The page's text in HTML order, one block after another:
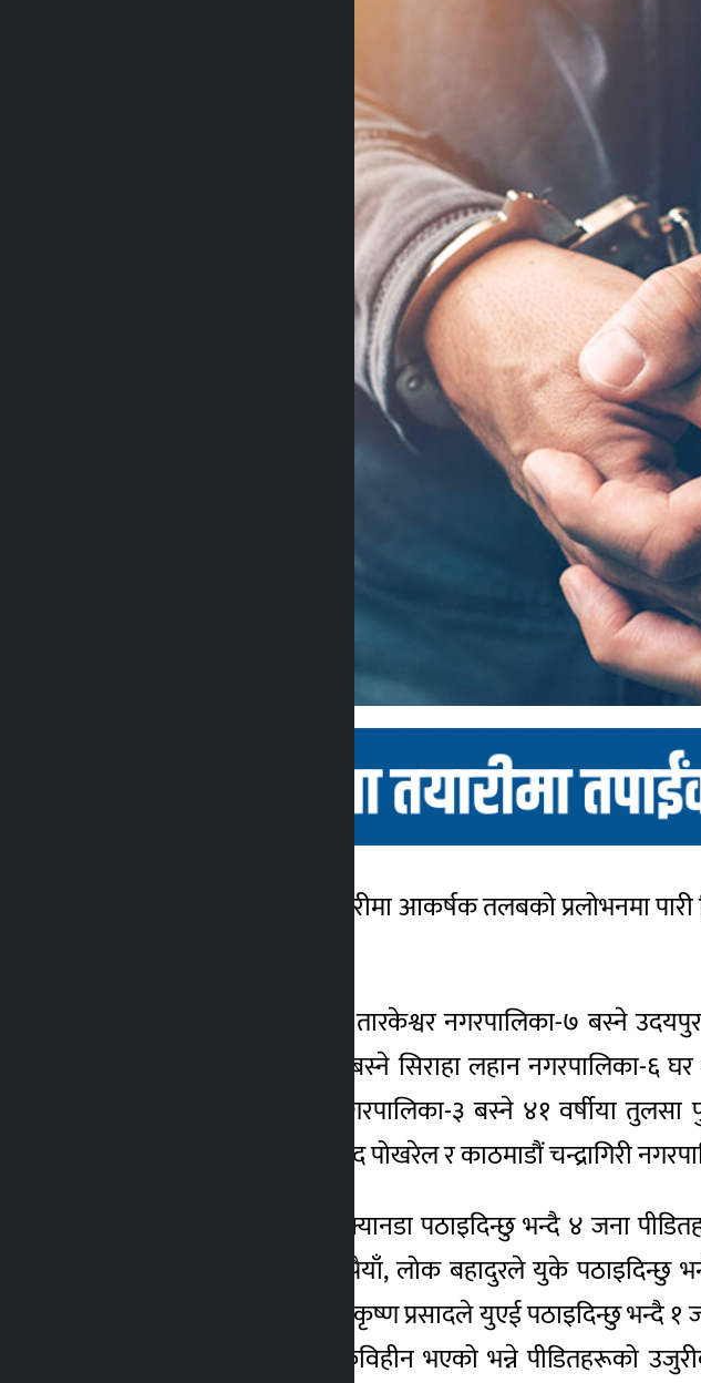
काठमाडौं । वैदेशिक रोजगारीमा आकर्षक तलबको प्रलोभनमा
पक्राउ पर्नेहरूमा काठमाडौं तारकेश्वर नगरपालिका-७ बस्ने
गोकर्णेश्वर नगरपालिका-६ बस्ने सिराहा लहान नगरपालिका-६
लोक बहादुर श्रेष्ठ, सोही नगरपालिका-३ बस्ने ४१ वर्षीया
भएका ४८ वर्षीय कृष्ण प्रसाद पोखरेल र काठमाडौं चन्द्रागिरी
पक्राउ मध्ये राम बहादुरले क्यानडा पठाइदिन्छु भन्दै ४ जना
पीडितहरूबाट १३ लाख रूपैयाँ, लोक बहादुरले युके पठाइदिन्छु
पीडितबाट १० लाख रूपैयाँ, कृष्ण प्रसादले युएई पठाइदिन्छु भन्दै १
६ लाख रूपैयाँ लिई सम्पर्कविहीन भएको भन्ने पीडितहरूको